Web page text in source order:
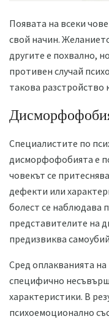
Появата на всеки
свой начин.
другите е похвално,
противен случай
такова
Специалистите по
дисморфофобията е
човекът се
дефекти или
болест се наблюдава
представителите на
предизвиква
Сред оплакванията
специфично
характеристики. В
психоемоционално